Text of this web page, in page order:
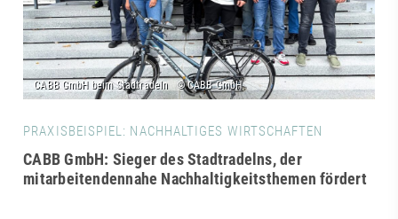
PRAXISBEISPIEL: NACHHALTIGES WIRTSCHAFTEN
CABB GmbH: Sieger des Stadtradelns, der
mitarbeitendennahe Nachhaltigkeitsthemen fördert